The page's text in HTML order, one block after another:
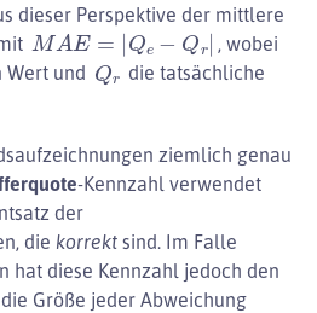
dieser Perspektive der mittlere
M AE=| Qe r| , wobei
Wert und Q
die tatsächliche
ziemlich genau
-Kennzahl verwendet
der
die korrekt sind. Im Falle
hat diese Kennzahl jedoch den
Größe jeder Abweichung